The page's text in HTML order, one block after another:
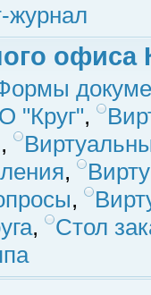
журнал
офиса
"Круг",
,
,
,
,
Стол